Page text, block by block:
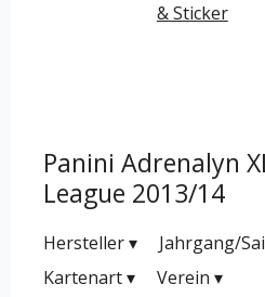
& Sticker
Panini Adrenalyn
League 2013/14
Hersteller▾ Jahrgang/
Kartenart▾ Verein ▾